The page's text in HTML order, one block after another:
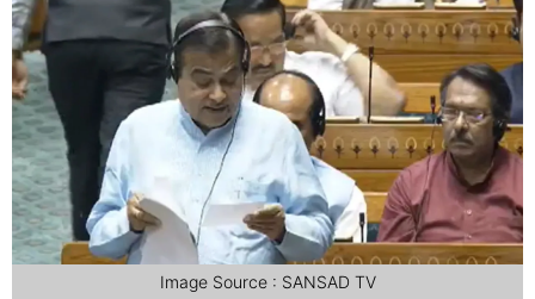
Image Source : SANSAD TV